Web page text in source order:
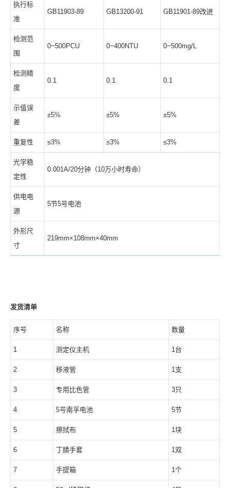
执行标
准
GB11903-89 GB13200-91 GB11901-89改进
检测范
围
0~500PCU 0~400NTU 0~500mg/L
检测精
度
0.1 0.1 0.1
示值误
差
±5% ±5% ±5%
重复性 ≤3% ≤3% ≤3%
光学稳
定性
0.001A/20分钟（10万小时寿命）
供电电
源
5节5号电池
外形尺
寸
219mm×108mm×40mm
发货清单
序号 名称 数量
1 测定仪主机 1台
2 移液管 1支
3 专用比色管 3只
4 5号南孚电池 5节
5 擦拭布 1块
6 丁腈手套 1双
7 手提箱 1个